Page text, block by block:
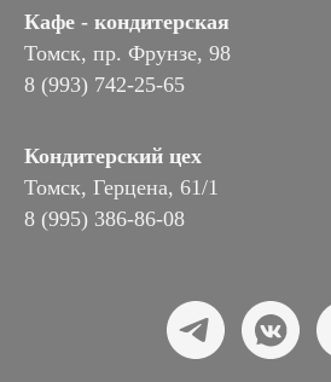
Кафе - кондитерская
Томск, пр. Фрунзе, 98
8 (993) 742-25-65
Кондитерский цех
Томск, Герцена, 61/1
8 (995) 386-86-08